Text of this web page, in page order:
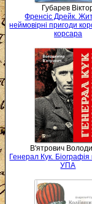
Губарев
Френсіс Дрейк.
неймовірні пригоди
корсара
В'ятрович
Генерал Кук. Біографія
УПА